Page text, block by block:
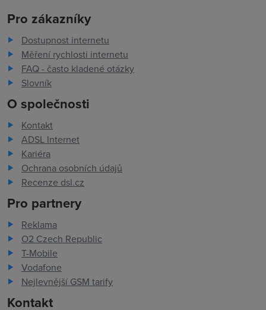
Pro zákazníky
Dostupnost internetu
Měření rychlosti internetu
FAQ - často kladené otázky
Slovník
O společnosti
Kontakt
ADSL Internet
Kariéra
Ochrana osobních údajů
Recenze dsl.cz
Pro partnery
Reklama
O2 Czech Republic
T-Mobile
Vodafone
Nejlevnější GSM tarify
Kontakt